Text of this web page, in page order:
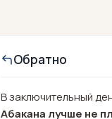
Обратно
В заключительный
Абакана лучше не